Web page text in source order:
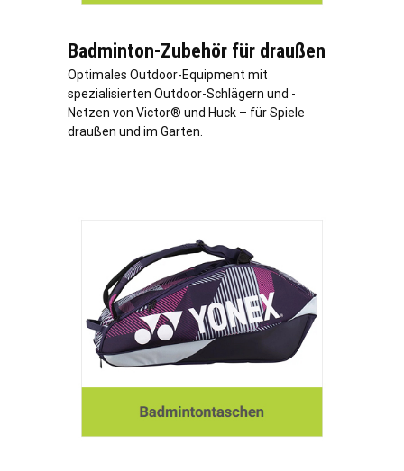
Badminton-Zubehör für draußen
Optimales Outdoor-Equipment mit
spezialisierten Outdoor-Schlägern und -
Netzen von Victor® und Huck – für Spiele
draußen und im Garten.